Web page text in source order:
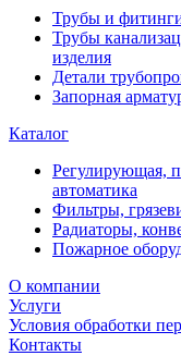
Трубы и
Трубы
изделия
Детали
Запорная
Каталог
Регулирующая,
автоматика
Фильтры,
Радиаторы,
Пожарное
О компании
Услуги
Условия обработки
Контакты